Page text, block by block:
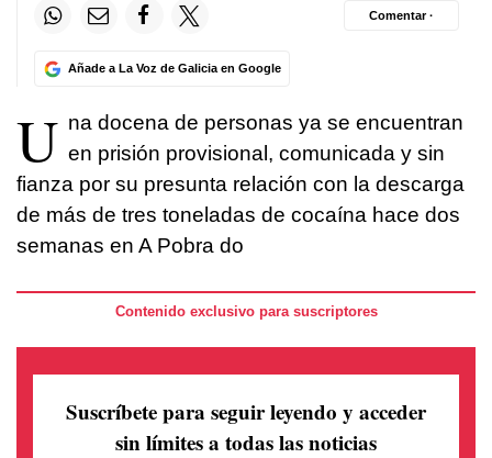
Añade a La Voz de Galicia en Google
Comentar ·
U na docena de personas ya se encuentran
en prisión provisional, comunicada y sin
fianza por su presunta relación con la descarga
de más de tres toneladas de cocaína hace dos
semanas en A Pobra do
Contenido exclusivo para suscriptores
Suscríbete para seguir leyendo y acceder
sin límites a todas las noticias